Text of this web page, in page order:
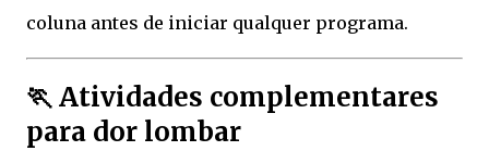
coluna antes de iniciar qualquer programa.
🏃 Atividades complementares
para dor lombar